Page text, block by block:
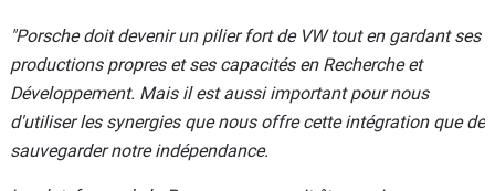
"Porsche doit devenir un pilier fort de VW tout en gardant ses
productions propres et ses capacités en Recherche et
Développement. Mais il est aussi important pour nous
d'utiliser les synergies que nous offre cette intégration que de
sauvegarder notre indépendance.